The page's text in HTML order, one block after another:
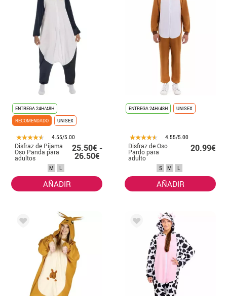
ENTREGA 24H/48H
RECOMENDADO
UNISEX
4.55/5.00
Disfraz de Pijama
Oso Panda para
adultos
25.50€ -
26.50€
M L
AÑADIR
ENTREGA 24H/48H UNISEX
4.55/5.00
Disfraz de Oso
Pardo para
adulto
20.99€
S M L
AÑADIR